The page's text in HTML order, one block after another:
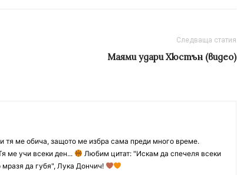
Следваща статия
Маями удари Хюстън (видео)
тя ме обича, защото ме избра сама преди много време.
ме учи всеки ден...
Любим цитат: "Искам да спечеля всеки
мразя да губя", Лука Дончич!